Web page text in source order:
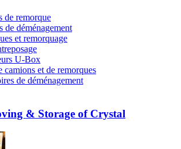
de remorque
de déménagement
et remorquage
U-Box
camions et de remorques
de déménagement
& Storage of Crystal